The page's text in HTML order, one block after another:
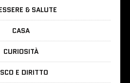
& SALUTE
CASA
CURIOSITÀ
E DIRITTO